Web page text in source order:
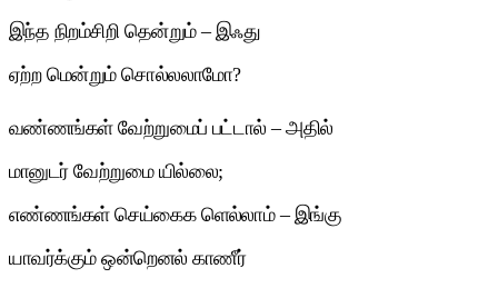
இந்த நிறம்சிறி தென்றும் – இஃது
ஏற்ற மென்றும் சொல்லலாமோ?
வண்ணங்கள் வேற்றுமைப் பட்டால் – அதில்
மானுடர் வேற்றுமை யில்லை;
எண்ணங்கள் செய்கைக ளெல்லாம் – இங்கு
யாவர்க்கும் ஒன்றெனல் காணீர்